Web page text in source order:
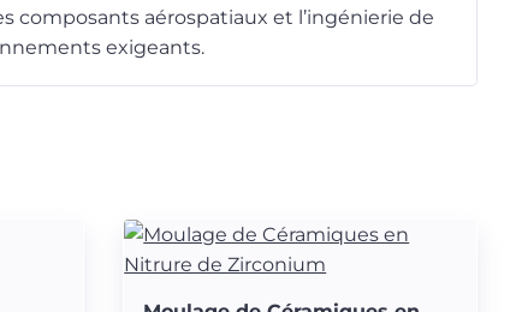
composants aérospatiaux et l’ingénierie de
exigeants.